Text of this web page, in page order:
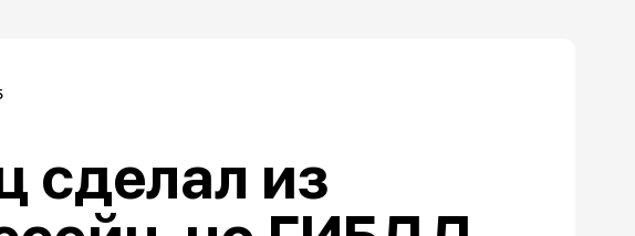
сделал из